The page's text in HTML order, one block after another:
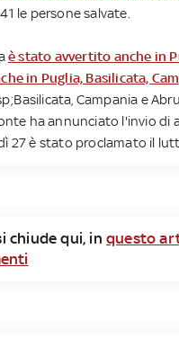
le persone salvate.
è stato avvertito anche in
in Puglia, Basilicata,
Campania e
ha annunciato l'invio di
27 è stato proclamato il
chiude qui, in questo